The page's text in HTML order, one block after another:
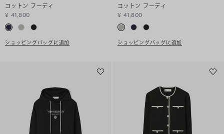
コットン フーディ
¥ 41,800
ショッピングバッグに追加
コットン フーディ
¥ 41,800
ショッピングバッグに追加